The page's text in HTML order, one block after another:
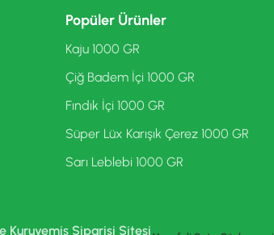
Popüler Ürünler
Kaju 1000 GR
Çiğ Badem İçi 1000 GR
Fındık İçi 1000 GR
Süper Lüx Karışık Çerez 1000 GR
Sarı Leblebi 1000 GR
Kuruyemiş Siparişi Sitesi